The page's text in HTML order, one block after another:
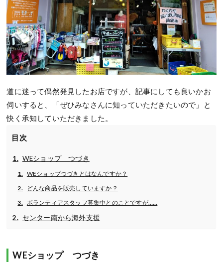
道に迷って偶然発見したお店ですが、記事にしても良いかお
伺いすると、「ぜひみなさんに知っていただきたいので」と
快く承知していただきました。
目次
WEショップ つづき
WEショップつづきとはなんですか？
どんな商品を販売していますか？
ボランティアスタッフ募集中とのことですが……
センター南から海外支援
WEショップ つづき